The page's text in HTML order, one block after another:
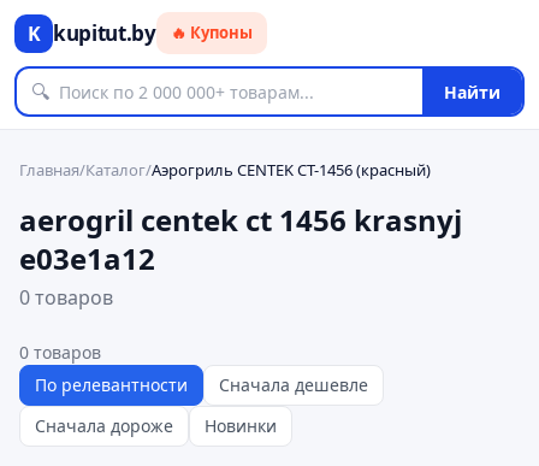
K kupitut.by 🔥 Купоны
🔍 Найти
Главная/Каталог/Аэрогриль CENTEK CT-1456 (красный)
aerogril centek ct 1456 krasnyj
e03e1a12
0 товаров
0 товаров
По релевантности
Сначала дешевле
Сначала дороже
Новинки